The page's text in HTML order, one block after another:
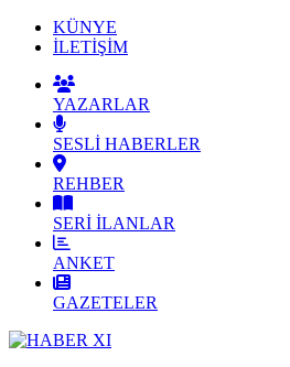
KÜNYE
İLETİŞİM
YAZARLAR
SESLİ HABERLER
REHBER
SERİ İLANLAR
ANKET
GAZETELER